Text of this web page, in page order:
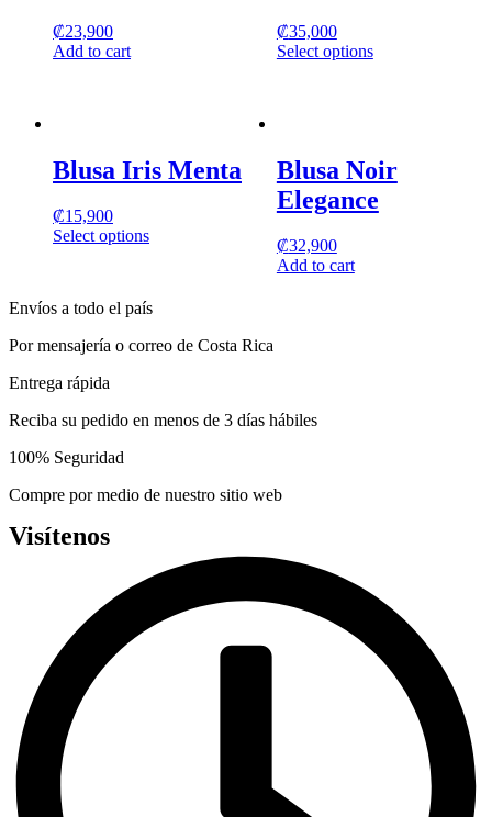
₡23,900
Add to cart
₡35,000
Select options
The
options
may
chosen
on
Blusa Iris Menta
₡15,900
Select options
multiple
variants.
The
options
may
be
chosen
on
product
Blusa Noir
Elegance
₡32,900
Add to cart
Envíos a todo el país
Por mensajería o correo de Costa Rica
Entrega rápida
Reciba su pedido en menos de 3 días hábiles
100% Seguridad
Compre por medio de nuestro sitio web
Visítenos